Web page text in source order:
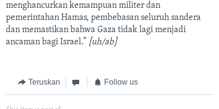
menghancurkan kemampuan militer dan
pemerintahan Hamas, pembebasan seluruh sandera
dan memastikan bahwa Gaza tidak lagi menjadi
ancaman bagi Israel.” [uh/ab]
Teruskan Follow us